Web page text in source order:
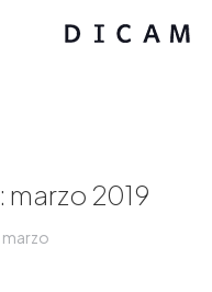
marzo 2019
marzo